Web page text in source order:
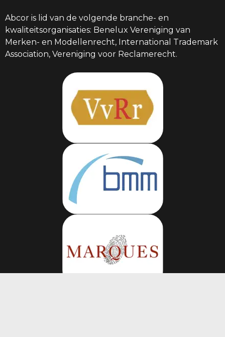
Abcor is lid van de volgende branche- en
kwaliteitsorganisaties: Benelux Vereniging van
Merken- en Modellenrecht, International Trademark
Association, Vereniging voor Reclamerecht.